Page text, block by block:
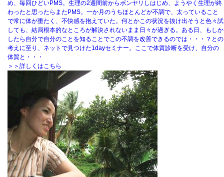
め、毎回ひどいPMS。生理の2週間前からボンヤリしはじめ、ようやく生理が終
わったと思ったらまたPMS。一か月のうちほとんどが不調で、太っていること
で常に体が重たく、不快感を抱えていた。何とかこの状況を抜け出そうと色々試
しても、結局根本的なところが解決されないまま日々が過ぎる。ある日、もしか
したら自分で自分のことを知ることでこの不調を改善できるのでは・・・？との
考えに至り、ネットで見つけた1dayセミナー。ここで体質診断を受け、自分の
体質と・・・
＞＞詳しくはこちら